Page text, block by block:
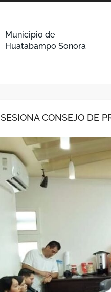
Municipio de
Huatabampo Sonora
SESIONA CONSEJO DE